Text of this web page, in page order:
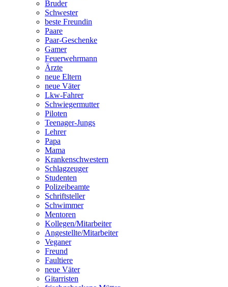
Bruder
Schwester
beste Freundin
Paare
Paar-Geschenke
Gamer
Feuerwehrmann
Ärzte
neue Eltern
neue Väter
Lkw-Fahrer
Schwiegermutter
Piloten
Teenager-Jungs
Lehrer
Papa
Mama
Krankenschwestern
Schlagzeuger
Studenten
Polizeibeamte
Schriftsteller
Schwimmer
Mentoren
Kollegen/Mitarbeiter
Angestellte/Mitarbeiter
Veganer
Freund
Faultiere
neue Väter
Gitarristen